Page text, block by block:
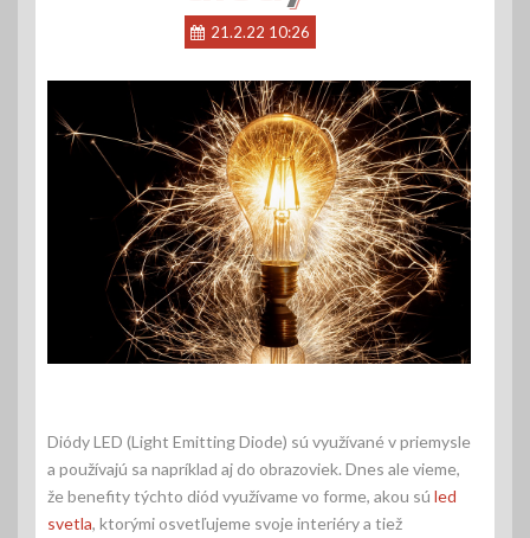
21.2.22 10:26
Diódy LED (Light Emitting Diode) sú využívané v priemysle
a používajú sa napríklad aj do obrazoviek. Dnes ale vieme,
že benefity týchto diód využívame vo forme, akou sú led
svetla, ktorými osvetľujeme svoje interiéry a tiež